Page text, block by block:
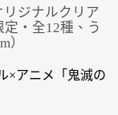
ジナルクリア
・全12種、う
）